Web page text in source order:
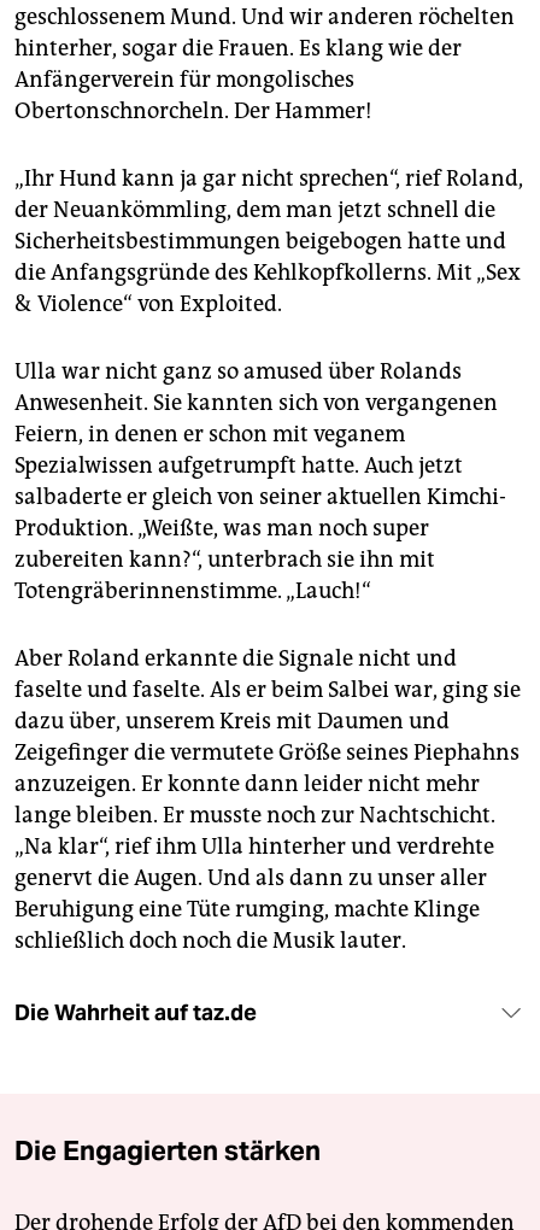
geschlossenem Mund. Und wir anderen röchelten
hinterher, sogar die Frauen. Es klang wie der
Anfängerverein für mongolisches
Obertonschnorcheln. Der Hammer!
„Ihr Hund kann ja gar nicht sprechen“, rief Roland,
der Neuankömmling, dem man jetzt schnell die
Sicherheitsbestimmungen beigebogen hatte und
die Anfangsgründe des Kehlkopfkollerns. Mit „Sex
& Violence“ von Exploited.
Ulla war nicht ganz so amused über Rolands
Anwesenheit. Sie kannten sich von vergangenen
Feiern, in denen er schon mit veganem
Spezialwissen aufgetrumpft hatte. Auch jetzt
salbaderte er gleich von seiner aktuellen Kimchi-
Produktion. „Weißte, was man noch super
zubereiten kann?“, unterbrach sie ihn mit
Totengräberinnenstimme. „Lauch!“
Aber Roland erkannte die Signale nicht und
faselte und faselte. Als er beim Salbei war, ging sie
dazu über, unserem Kreis mit Daumen und
Zeigefinger die vermutete Größe seines Piephahns
anzuzeigen. Er konnte dann leider nicht mehr
lange bleiben. Er musste noch zur Nachtschicht.
„Na klar“, rief ihm Ulla hinterher und verdrehte
genervt die Augen. Und als dann zu unser aller
Beruhigung eine Tüte rumging, machte Klinge
schließlich doch noch die Musik lauter.
Die Wahrheit auf taz.de
Die Engagierten stärken
Der drohende Erfolg der AfD bei den kommenden